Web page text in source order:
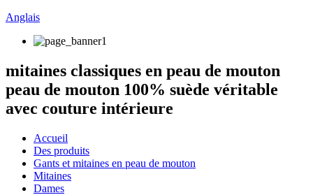
Anglais
mitaines classiques en peau de mouton
peau de mouton 100% suède véritable
avec couture intérieure
Accueil
Des produits
Gants et mitaines en peau de mouton
Mitaines
Dames